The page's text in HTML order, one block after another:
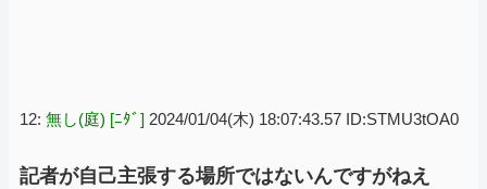
12: 無し(庭) [ﾆﾀﾞ] 2024/01/04(木) 18:07:43.57 ID:STMU3tOA0
記者が自己主張する場所ではないんですがねえ